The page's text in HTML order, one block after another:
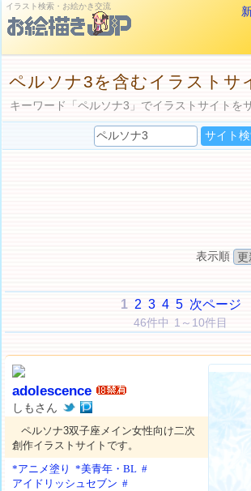
イラスト検索・お絵かき交流
ペルソナ3を含むイラストサ
キーワード「ペルソナ3」でイラストサイトを
表示順
1 2 3 4 5 次ページ
46件中 1～10件目
adolescence
しもさん
ペルソナ3双子座メイン女性向け二次
創作イラストサイトです。
*アニメ塗り
*美青年・BL #
アイドリッシュセブン #